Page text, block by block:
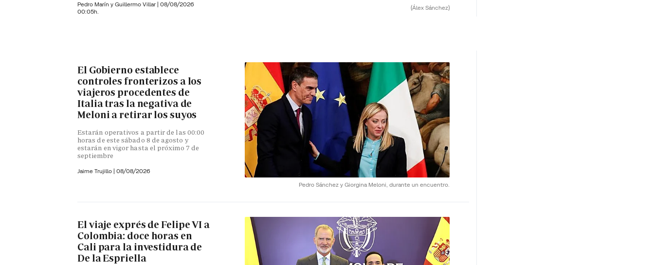
(Álex Sánchez)
Pedro Marín y Guillermo Villar | 08/08/2026
00:05h.
Pedro Sánchez y Giorgina Meloni, durante un encuentro.
El Gobierno establece
controles fronterizos a los
viajeros procedentes de
Italia tras la negativa de
Meloni a retirar los suyos
Estarán operativos a partir de las 00:00
horas de este sábado 8 de agosto y
estarán en vigor hasta el próximo 7 de
septiembre
Jaime Trujillo | 08/08/2026
El viaje exprés de Felipe VI a
Colombia: doce horas en
Cali para la investidura de
De la Espriella